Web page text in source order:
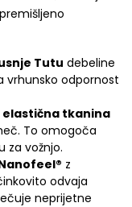
Tutu debeline
vrhunsko odpornost
elastična tkanina
To omogoča
za vožnjo.
z
odvaja
neprijetne